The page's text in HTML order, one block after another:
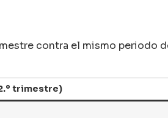
contra el mismo periodo
trimestre)